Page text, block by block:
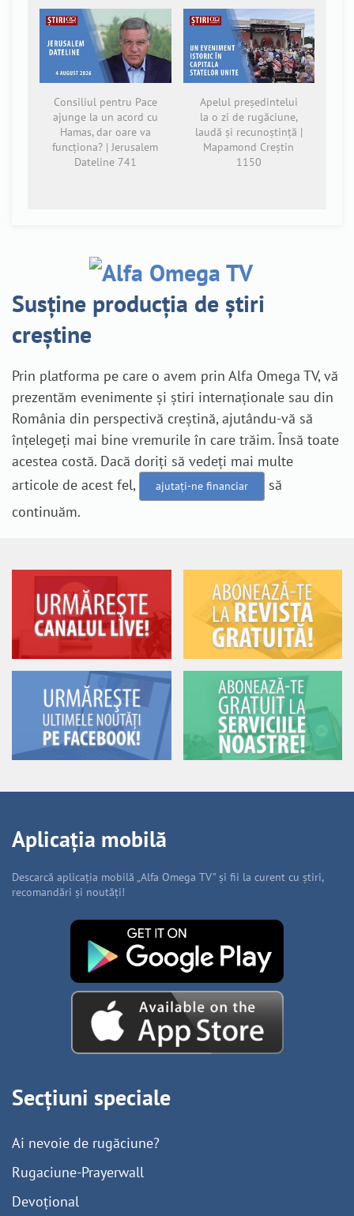
Consiliul pentru Pace
ajunge la un acord cu
Hamas, dar oare va
funcționa? | Jerusalem
Dateline 741
Apelul președintelui
la o zi de rugăciune,
laudă și recunoștință |
Mapamond Creștin
1150
Susține producția de știri
creștine
Prin platforma pe care o avem prin Alfa Omega TV, vă
prezentăm evenimente și știri internaționale sau din
România din perspectivă creștină, ajutându-vă să
înțelegeți mai bine vremurile în care trăim. Însă toate
acestea costă. Dacă doriți să vedeți mai multe
articole de acest fel,
ajutați-ne financiar
să
continuăm.
Aplicația mobilă
Descarcă aplicația mobilă „Alfa Omega TV” și fii la curent cu știri,
recomandări și noutăți!
Secțiuni speciale
Ai nevoie de rugăciune?
Rugaciune-Prayerwall
Devoțional